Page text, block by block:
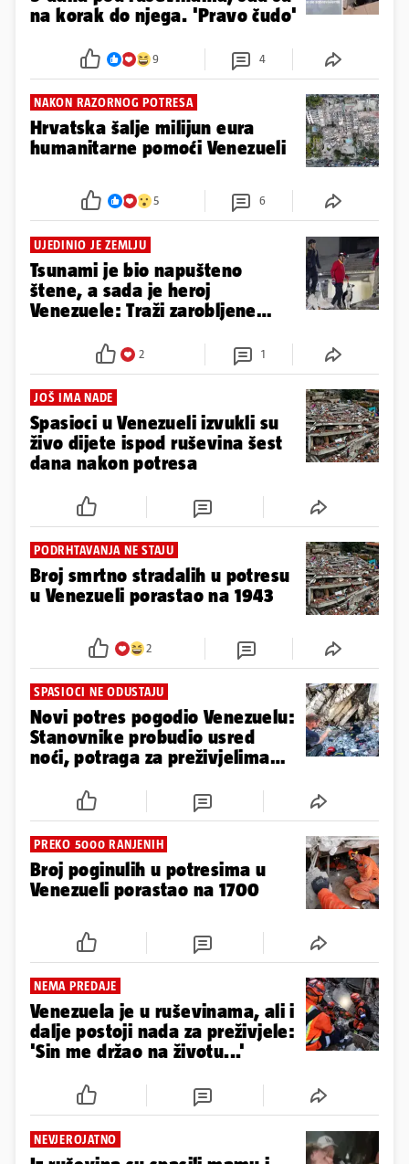
POGLEDAJTE FOTOGRAFIJE
ČUDO U VENEZUELI Ovo je
trenutak kad su 8 dana nakon
potresa izvukli živog muškarca
1
POTRES U VENEZUELI
9 dana pod ruševinama, sad su
na korak do njega. 'Pravo čudo'
9 4
NAKON RAZORNOG POTRESA
humanitarne pomoći Venezueli
5
UJEDINIO JE ZEMLJU
Tsunami je bio napušteno
štene, a sada je heroj
Venezuele: Traži zarobljene
2
JOŠ IMA NADE
Spasioci u Venezueli izvukli su
živo dijete ispod ruševina šest
dana nakon potresa
PODRHTAVANJA NE STAJU
Broj smrtno stradalih u potresu
u Venezueli porastao na 1943
SPASIOCI NE ODUSTAJU
Novi potres pogodio Venezuelu:
Stanovnike probudio usred
noći, potraga za preživjelima
PREKO 5000 RANJENIH